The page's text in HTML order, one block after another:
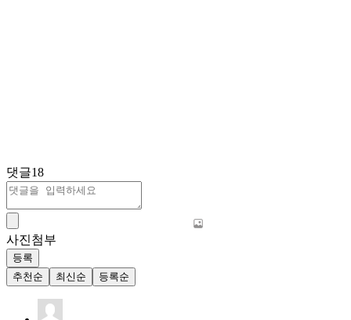
댓글18
사진첨부
등록
추천순
최신순 등록순